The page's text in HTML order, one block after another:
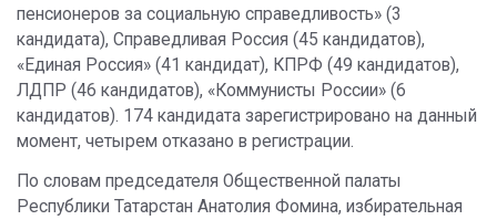
пенсионеров за социальную справедливость» (3
кандидата), Справедливая Россия (45 кандидатов),
«Единая Россия» (41 кандидат), КПРФ (49 кандидатов),
ЛДПР (46 кандидатов), «Коммунисты России» (6
кандидатов). 174 кандидата зарегистрировано на данный
момент, четырем отказано в регистрации.
По словам председателя Общественной палаты
Республики Татарстан Анатолия Фомина, избирательная